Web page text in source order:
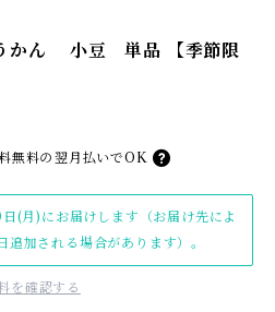
うかん 小豆 単品 【季節限
無料の 翌月払いでOK
(月)にお届けします（お届け先によ
追加される場合があります）。
を確認する